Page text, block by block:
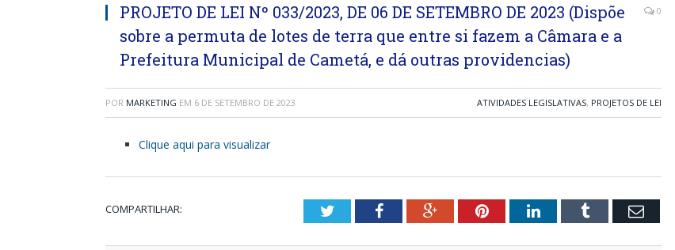
PROJETO DE LEI Nº 033/2023, DE 06 DE SETEMBRO DE 2023 (Dispõe
sobre a permuta de lotes de terra que entre si fazem a Câmara e a
Prefeitura Municipal de Cametá, e dá outras providencias)
0
POR MARKETING EM 6 DE SETEMBRO DE 2023 ATIVIDADES LEGISLATIVAS, PROJETOS DE LEI
Clique aqui para visualizar
COMPARTILHAR: TwitterFacebookGoogle+PinterestLinkedInTumblr Email